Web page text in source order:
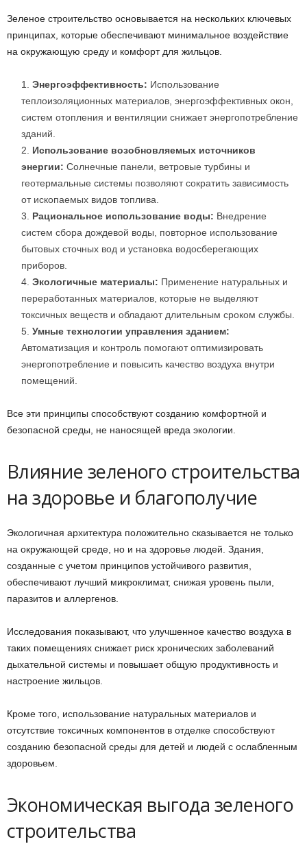
Зеленое строительство основывается на нескольких ключевых
принципах, которые обеспечивают минимальное воздействие
на окружающую среду и комфорт для жильцов.
Энергоэффективность: Использование
теплоизоляционных материалов, энергоэффективных окон,
систем отопления и вентиляции снижает энергопотребление
зданий.
Использование возобновляемых источников
энергии: Солнечные панели, ветровые турбины и
геотермальные системы позволяют сократить зависимость
от ископаемых видов топлива.
Рациональное использование воды: Внедрение
систем сбора дождевой воды, повторное использование
бытовых сточных вод и установка водосберегающих
приборов.
Экологичные материалы: Применение натуральных и
переработанных материалов, которые не выделяют
токсичных веществ и обладают длительным сроком службы.
Умные технологии управления зданием:
Автоматизация и контроль помогают оптимизировать
энергопотребление и повысить качество воздуха внутри
помещений.
Все эти принципы способствуют созданию комфортной и
безопасной среды, не наносящей вреда экологии.
Влияние зеленого строительства
на здоровье и благополучие
Экологичная архитектура положительно сказывается не только
на окружающей среде, но и на здоровье людей. Здания,
созданные с учетом принципов устойчивого развития,
обеспечивают лучший микроклимат, снижая уровень пыли,
паразитов и аллергенов.
Исследования показывают, что улучшенное качество воздуха в
таких помещениях снижает риск хронических заболеваний
дыхательной системы и повышает общую продуктивность и
настроение жильцов.
Кроме того, использование натуральных материалов и
отсутствие токсичных компонентов в отделке способствуют
созданию безопасной среды для детей и людей с ослабленным
здоровьем.
Экономическая выгода зеленого
строительства